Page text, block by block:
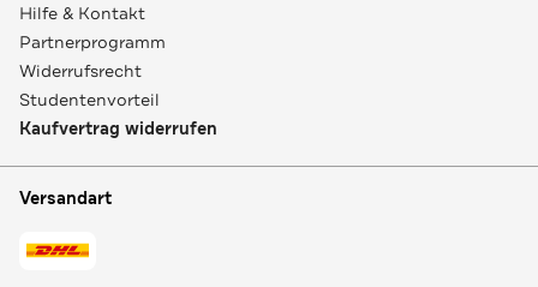
Hilfe & Kontakt
Partnerprogramm
Widerrufsrecht
Studentenvorteil
Kaufvertrag widerrufen
Versandart